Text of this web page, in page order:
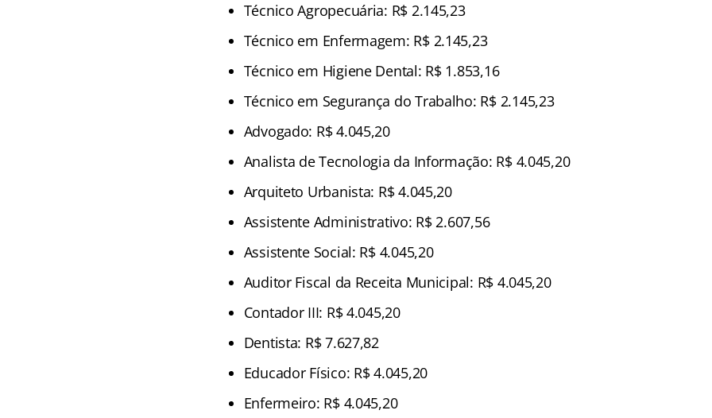
Técnico Agropecuária: R$ 2.145,23
Técnico em Enfermagem: R$ 2.145,23
Técnico em Higiene Dental: R$ 1.853,16
Técnico em Segurança do Trabalho: R$ 2.145,23
Advogado: R$ 4.045,20
Analista de Tecnologia da Informação: R$ 4.045,20
Arquiteto Urbanista: R$ 4.045,20
Assistente Administrativo: R$ 2.607,56
Assistente Social: R$ 4.045,20
Auditor Fiscal da Receita Municipal: R$ 4.045,20
Contador III: R$ 4.045,20
Dentista: R$ 7.627,82
Educador Físico: R$ 4.045,20
Enfermeiro: R$ 4.045,20